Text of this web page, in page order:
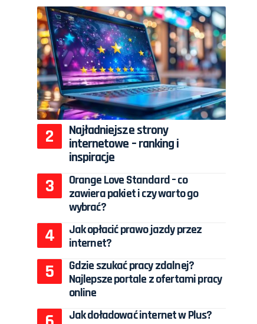
Najładniejsze strony
internetowe – ranking i
inspiracje
Orange Love Standard – co
zawiera pakiet i czy warto go
wybrać?
Jak opłacić prawo jazdy przez
internet?
Gdzie szukać pracy zdalnej?
Najlepsze portale z ofertami pracy
online
Jak doładować internet w Plus?